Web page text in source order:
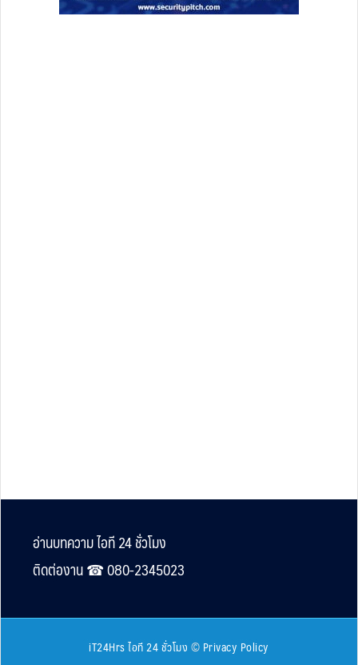
Footer
อ่านบทความ ไอที 24 ชั่วโมง
ติดต่องาน ☎︎ 080-2345023
iT24Hrs ไอที 24 ชั่วโมง © Privacy Policy